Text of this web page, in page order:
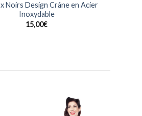
Celtiques gravés en Acier
Inoxydable
20,00€